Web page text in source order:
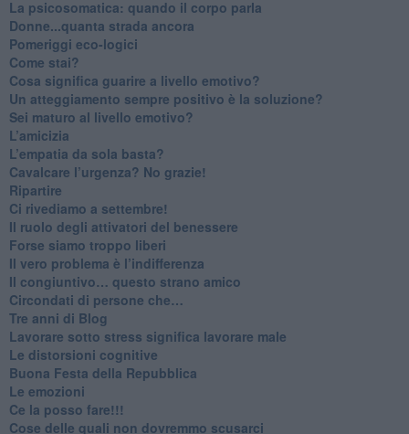
La psicosomatica: quando il corpo parla
Donne...quanta strada ancora
​Pomeriggi eco-logici
​Come stai?
Cosa significa guarire a livello emotivo?
​Un atteggiamento sempre positivo è la soluzione?
​Sei maturo al livello emotivo?
​L’amicizia
​L’empatia da sola basta?
​Cavalcare l’urgenza? No grazie!
Ripartire
​Ci rivediamo a settembre!
​Il ruolo degli attivatori del benessere
​Forse siamo troppo liberi
​Il vero problema è l’indifferenza
​Il congiuntivo… questo strano amico
​Circondati di persone che…
​Tre anni di Blog
​Lavorare sotto stress significa lavorare male
​Le distorsioni cognitive
​Buona Festa della Repubblica
Le emozioni
​Ce la posso fare!!!
​Cose delle quali non dovremmo scusarci